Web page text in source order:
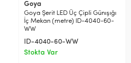
Goya
Goya Şerit LED Üç Çipli Günışığı
İç Mekan (metre) ID-4040-60-
WW
ID-4040-60-WW
Stokta Var